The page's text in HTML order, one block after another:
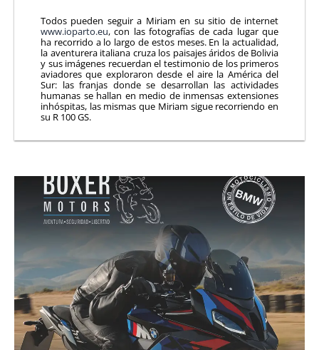
Todos pueden seguir a Miriam en su sitio de internet
www.ioparto.eu, con las fotografías de cada lugar que
ha recorrido a lo largo de estos meses. En la actualidad,
la aventurera italiana cruza los paisajes áridos de Bolivia
y sus imágenes recuerdan el testimonio de los primeros
aviadores que exploraron desde el aire la América del
Sur: las franjas donde se desarrollan las actividades
humanas se hallan en medio de inmensas extensiones
inhóspitas, las mismas que Miriam sigue recorriendo en
su R 100 GS.